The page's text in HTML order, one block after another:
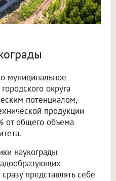
муниципальное
округа
потенциалом,
продукции
от общего объема
наукограды
представлять себе